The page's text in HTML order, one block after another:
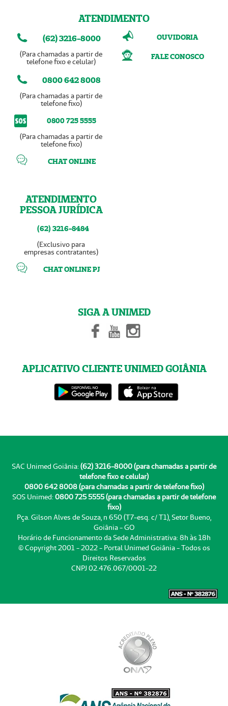
ATENDIMENTO
(62) 3216-8000
(Para chamadas a partir de
telefone fixo e celular)
0800 642 8008
(Para chamadas a partir de
telefone fixo)
0800 725 5555
(Para chamadas a partir de
telefone fixo)
CHAT ONLINE
ATENDIMENTO
PESSOA JURÍDICA
(62) 3216-8484
(Exclusivo para
empresas contratantes)
CHAT ONLINE PJ
OUVIDORIA
FALE CONOSCO
SIGA A UNIMED
APLICATIVO CLIENTE UNIMED GOIÂNIA
SAC Unimed Goiânia: (62) 3216-8000 (para chamadas a partir de
telefone fixo e celular)
0800 642 8008 (para chamadas a partir de telefone fixo)
SOS Unimed: 0800 725 5555 (para chamadas a partir de telefone
fixo)
Pça. Gilson Alves de Souza, n 650 (T7-esq. c/ T1), Setor Bueno,
Goiânia - GO
Horário de Funcionamento da Sede Administrativa: 8h às 18h
© Copyright 2001 - 2022 - Portal Unimed Goiânia - Todos os
Direitos Reservados
CNPJ 02.476.067/0001-22